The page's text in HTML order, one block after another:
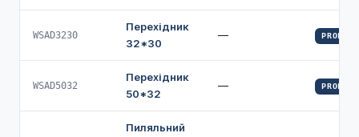
WSAD3230
Перехідник
32*30
— PROFI
WSAD5032
Перехідник
50*32
— PROFI
Пиляльний